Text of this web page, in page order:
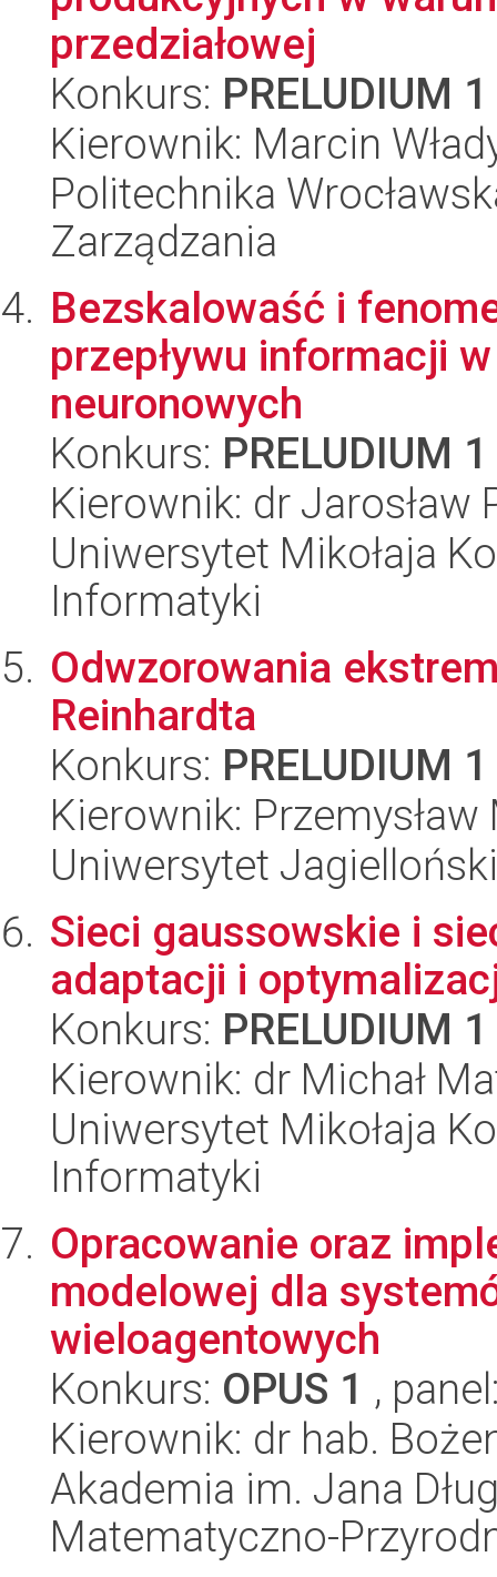
przedziałowej
Konkurs: PRELUDIUM 1
Kierownik: Marcin
Politechnika
Zarządzania
Bezskalowaść i
przepływu informacji
neuronowych
Konkurs: PRELUDIUM 1
Kierownik: dr Jarosław
Uniwersytet Mikołaja
Informatyki
Odwzorowania
Reinhardta
Konkurs: PRELUDIUM 1
Kierownik:
Uniwersytet Jagielloński
Sieci gaussowskie i
adaptacji i
Konkurs: PRELUDIUM 1
Kierownik: dr Michał
Uniwersytet Mikołaja
Informatyki
Opracowanie oraz
modelowej dla
wieloagentowych
Konkurs: OPUS 1 ,
Kierownik: dr hab.
Akademia im. Jana
Matematyczno-